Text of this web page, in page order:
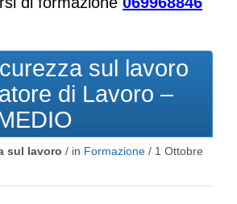
sul lavoro
di Lavoro –
sul lavoro / in Formazione / 1 Ottobre